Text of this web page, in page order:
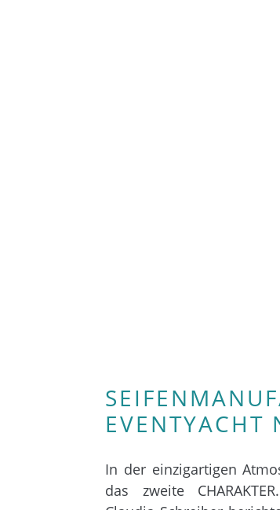
EVENTYACHT
In der einzigartigen
das zweite